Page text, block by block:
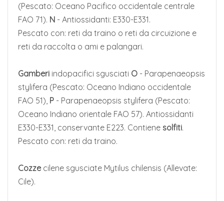
(Pescato: Oceano Pacifico occidentale centrale
FAO 71). N - Antiossidanti: E330-E331.
Pescato con: reti da traino o reti da circuizione e
reti da raccolta o ami e palangari.
Gamberi indopacifici sgusciati O - Parapenaeopsis
stylifera (Pescato: Oceano Indiano occidentale
FAO 51), P - Parapenaeopsis stylifera (Pescato:
Oceano Indiano orientale FAO 57). Antiossidanti
E330-E331, conservante E223. Contiene solfiti.
Pescato con: reti da traino.
Cozze cilene sgusciate Mytilus chilensis (Allevate:
Cile).